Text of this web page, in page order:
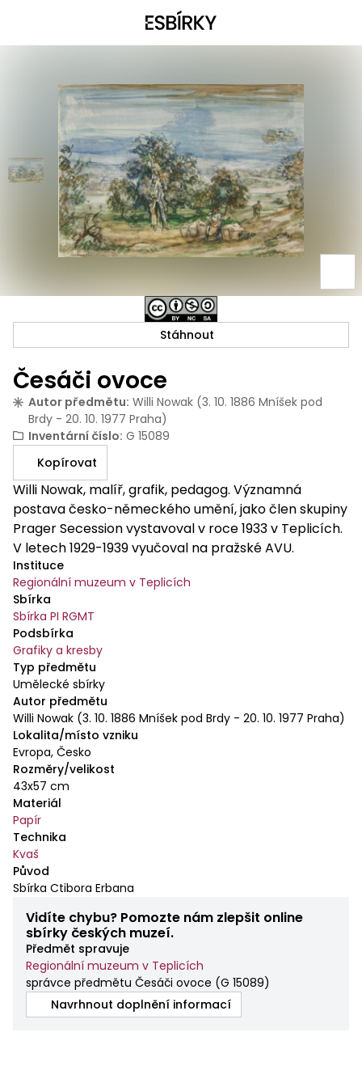
Česáči ovoce
Autor předmětu: Willi Nowak (3. 10. 1886 Mníšek pod
Brdy - 20. 10. 1977 Praha)
Inventární číslo: G 15089
Kopírovat
Willi Nowak, malíř, grafik, pedagog. Významná
postava česko-německého umění, jako člen skupiny
Prager Secession vystavoval v roce 1933 v Teplicích.
V letech 1929-1939 vyučoval na pražské AVU.
Instituce
Regionální muzeum v Teplicích
Sbírka
Sbírka PI RGMT
Podsbírka
Grafiky a kresby
Typ předmětu
Umělecké sbírky
Autor předmětu
Willi Nowak (3. 10. 1886 Mníšek pod Brdy - 20. 10. 1977 Praha)
Lokalita/místo vzniku
Evropa, Česko
Rozměry/velikost
43x57 cm
Materiál
Papír
Technika
Kvaš
Původ
Sbírka Ctibora Erbana
Vidíte chybu? Pomozte nám zlepšit online
sbírky českých muzeí.
Předmět spravuje
Regionální muzeum v Teplicích
správce předmětu Česáči ovoce (G 15089)
Navrhnout doplnění informací
Stáhnout